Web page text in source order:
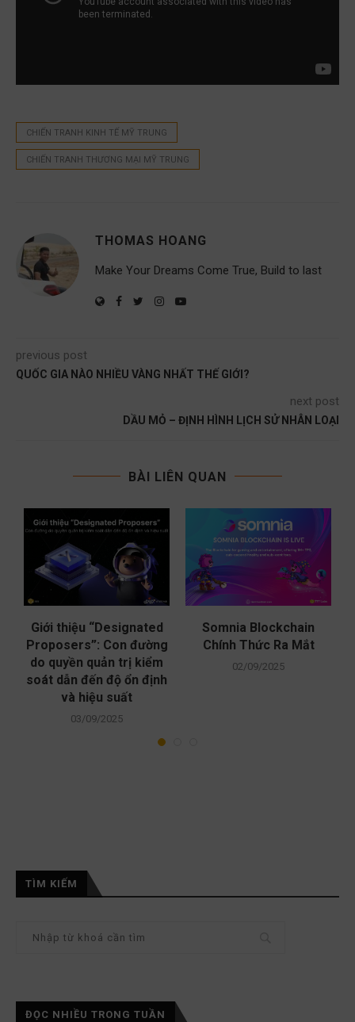
CHIẾN TRANH KINH TẾ MỸ TRUNG
CHIẾN TRANH THƯƠNG MẠI MỸ TRUNG
THOMAS HOANG
Make Your Dreams Come True, Build to last
previous post
QUỐC GIA NÀO NHIỀU VÀNG NHẤT THẾ GIỚI?
next post
DẦU MỎ – ĐỊNH HÌNH LỊCH SỬ NHÂN LOẠI
BÀI LIÊN QUAN
Giới thiệu “Designated
Proposers”: Con đường
do quyền quản trị kiểm
soát dẫn đến độ ổn định
và hiệu suất
03/09/2025
Somnia Blockchain
Chính Thức Ra Mắt
02/09/2025
TÌM KIẾM
ĐỌC NHIỀU TRONG TUẦN